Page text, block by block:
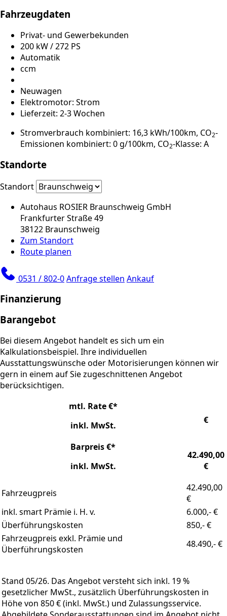
Fahrzeugdaten
Privat- und Gewerbekunden
200 kW / 272 PS
Automatik
ccm
Neuwagen
Elektromotor: Strom
Lieferzeit: 2-3 Wochen
Stromverbrauch kombiniert: 16,3 kWh/100km, CO2-
Emissionen kombiniert: 0 g/100km, CO2-Klasse: A
Standorte
Standort
Autohaus ROSIER Braunschweig GmbH
Frankfurter Straße 49
38122 Braunschweig
Zum Standort
Route planen
0531 / 802-0Anfrage stellen Ankauf
Finanzierung
Barangebot
Bei diesem Angebot handelt es sich um ein
Kalkulationsbeispiel. Ihre individuellen
Ausstattungswünsche oder Motorisierungen können wir
gern in einem auf Sie zugeschnittenen Angebot
berücksichtigen.
mtl. Rate €*
inkl. MwSt.
€
Barpreis €*
inkl. MwSt.
42.490,00
€
Fahrzeugpreis
42.490,00
€
inkl. smart Prämie i. H. v.
6.000,- €
Überführungskosten
850,- €
Fahrzeugpreis exkl. Prämie und
Überführungskosten
48.490,- €
Stand 05/26. Das Angebot versteht sich inkl. 19 %
gesetzlicher MwSt., zusätzlich Überführungskosten in
Höhe von 850 € (inkl. MwSt.) und Zulassungsservice.